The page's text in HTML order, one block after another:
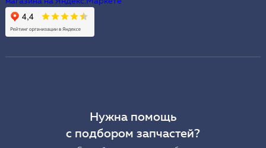
Нужна помощь
с подбором запчастей?